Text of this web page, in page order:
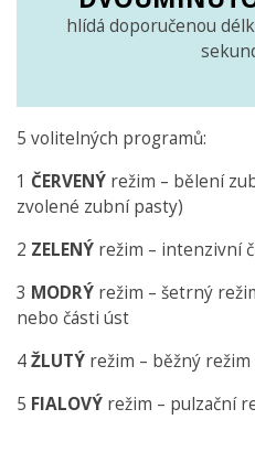
hlídá doporučenou
5 volitelných programů:
1 ČERVENÝ režim – bělení
zvolené zubní pasty)
2 ZELENÝ režim – intenzivní
3 MODRÝ režim – šetrný
nebo části úst
4ŽLUTÝ režim – běžný
5 FIALOVÝ režim – pulzační